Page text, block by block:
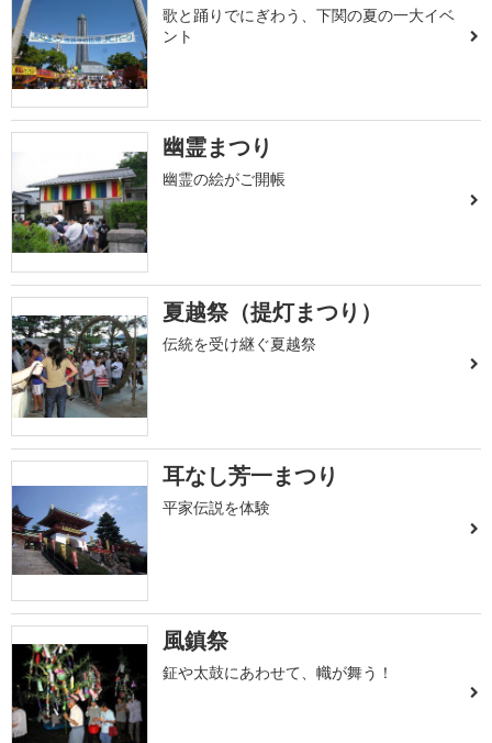
歌と踊りでにぎわう、下関の夏の一大イベ
ント
幽霊まつり
幽霊の絵がご開帳
夏越祭（提灯まつり）
伝統を受け継ぐ夏越祭
耳なし芳一まつり
平家伝説を体験
風鎮祭
鉦や太鼓にあわせて、幟が舞う！